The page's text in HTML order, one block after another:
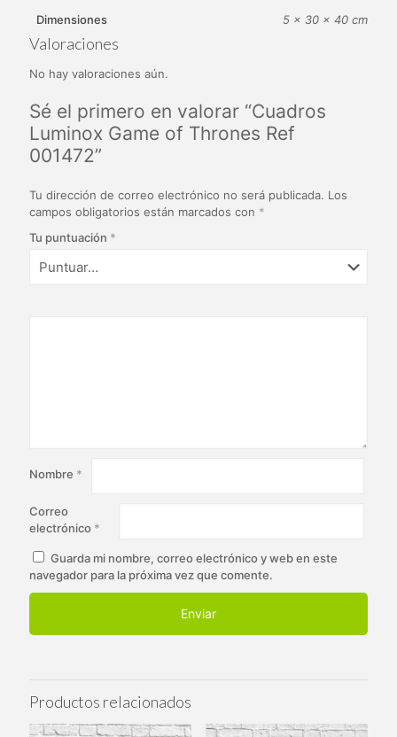
Dimensiones 5 × 30 × 40 cm
Valoraciones
No hay valoraciones aún.
Sé el primero en valorar “Cuadros
Luminox Game of Thrones Ref
001472”
Tu dirección de correo electrónico no será publicada. Los
campos obligatorios están marcados con *
Tu puntuación *
Nombre *
Correo
electrónico *
Guarda mi nombre, correo electrónico y web en este
navegador para la próxima vez que comente.
Productos relacionados